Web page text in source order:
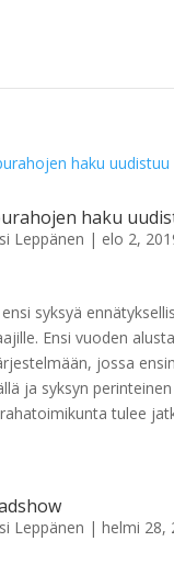
haku
Leppänen | elo 2,
syksyä
Ensi vuoden
jossa
ja syksyn
tulee
Leppänen | helmi 28,